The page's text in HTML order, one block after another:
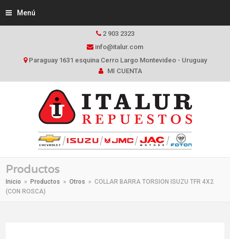
Menú
2 903 2323
info@italur.com
Paraguay 1631 esquina Cerro Largo Montevideo - Uruguay
MI CUENTA
Productos
Inicio » Productos » Otros » COLLAR BARRA TORSION ISUZU TFR 4X2
(CON ROSCA)